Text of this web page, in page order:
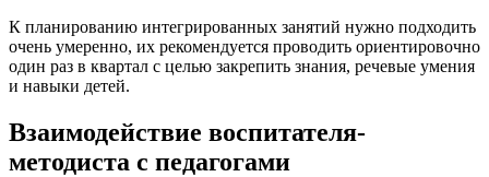
К планированию интегрированных занятий нужно подходить
очень умеренно, их рекомендуется проводить ориентировочно
один раз в квартал с целью закрепить знания, речевые умения
и навыки детей.
Взаимодействие воспитателя-
методиста с педагогами